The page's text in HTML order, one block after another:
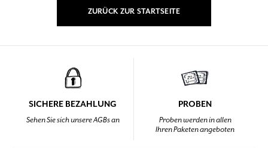
ZURÜCK ZUR STARTSEITE
SICHERE BEZAHLUNG
Sehen Sie sich unsere AGBs an
PROBEN
Proben werden in allen
Ihren Paketen angeboten